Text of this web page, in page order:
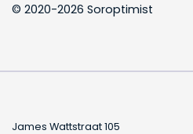
© 2020-2026 Soroptimist
James Wattstraat 105